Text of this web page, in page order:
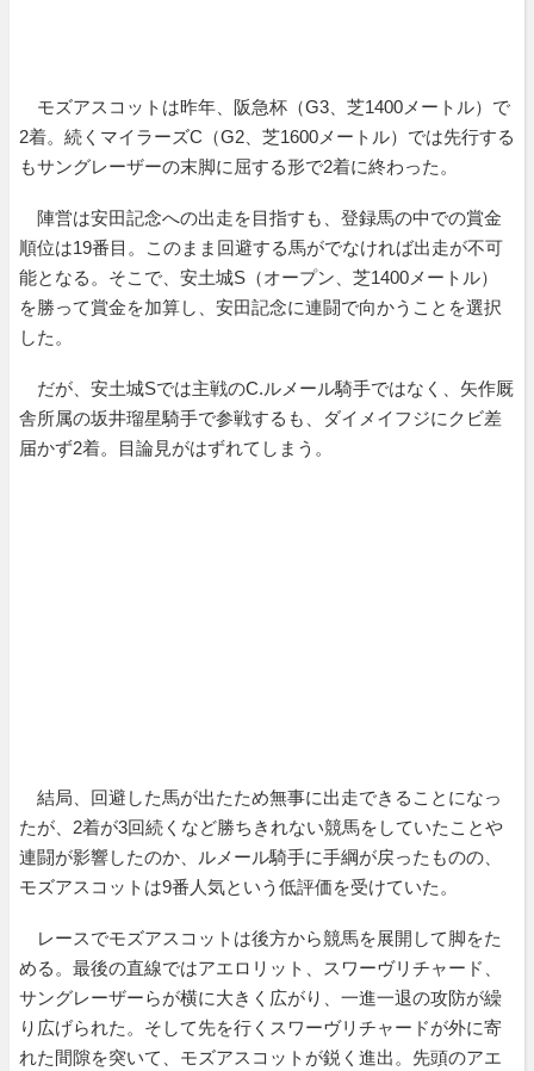
モズアスコットは昨年、阪急杯（G3、芝1400メートル）で
2着。続くマイラーズC（G2、芝1600メートル）では先行する
もサングレーザーの末脚に屈する形で2着に終わった。
陣営は安田記念への出走を目指すも、登録馬の中での賞金
順位は19番目。このまま回避する馬がでなければ出走が不可
能となる。そこで、安土城S（オープン、芝1400メートル）
を勝って賞金を加算し、安田記念に連闘で向かうことを選択
した。
だが、安土城Sでは主戦のC.ルメール騎手ではなく、矢作厩
舎所属の坂井瑠星騎手で参戦するも、ダイメイフジにクビ差
届かず2着。目論見がはずれてしまう。
結局、回避した馬が出たため無事に出走できることになっ
たが、2着が3回続くなど勝ちきれない競馬をしていたことや
連闘が影響したのか、ルメール騎手に手綱が戻ったものの、
モズアスコットは9番人気という低評価を受けていた。
レースでモズアスコットは後方から競馬を展開して脚をた
める。最後の直線ではアエロリット、スワーヴリチャード、
サングレーザーらが横に大きく広がり、一進一退の攻防が繰
り広げられた。そして先を行くスワーヴリチャードが外に寄
れた間隙を突いて、モズアスコットが鋭く進出。先頭のアエ